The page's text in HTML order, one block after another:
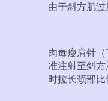
由于斜方肌过
肉毒瘦肩针
准注射至斜
时拉长颈部